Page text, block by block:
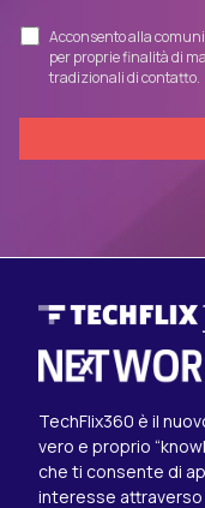
Acconsento alla
per proprie finalità di
tradizionali di contatto.
TechFlix360 è il
vero e proprio
che ti consente di
interesse